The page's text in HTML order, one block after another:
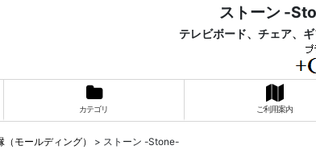
ストーン -
テレビボード、チェア、ギ
カテゴリ ご利用案内
（モールディング） > ストーン -Stone-